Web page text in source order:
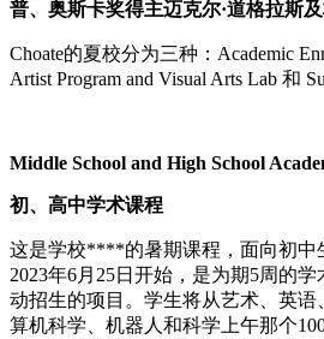
普、奥斯卡奖得主迈克尔·道格拉斯
Choate的夏校分为三种：Academic
Artist Program and Visual Arts Lab 和
Middle School and High School
初、高中学术课程
这是学校****的暑期课程，面向初中
2023年6月25日开始，是为期5周的
动招生的项目。学生将从艺术、英
算机科学、机器人和科学上午那个